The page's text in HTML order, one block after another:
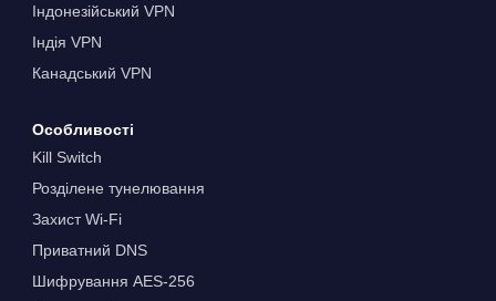
Індонезійський VPN
Індія VPN
Канадський VPN
Особливості
Kill Switch
Розділене тунелювання
Захист Wi-Fi
Приватний DNS
Шифрування AES-256